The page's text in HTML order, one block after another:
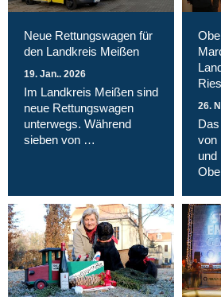
Neue Rettungswagen für
den Landkreis Meißen
19. Jan.. 2026
Im Landkreis Meißen sind
neue Rettungswagen
unterwegs. Während
sieben von …
26.
von
und